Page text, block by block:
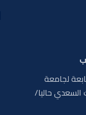
لجامعة
السعدي حاليا/